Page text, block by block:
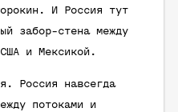
И Россия тут
забор-стена между
и Мексикой.
Россия навсегда
потоками и